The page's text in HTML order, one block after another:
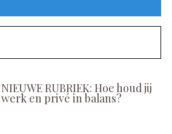
NIEUWE RUBRIEK: Hoe houd jij
werk en privé in balans?